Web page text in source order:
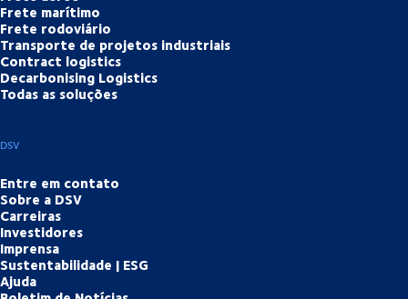
Frete marítimo
Frete rodoviário
Transporte de projetos industriais
Contract logistics
Decarbonising Logistics
Todas as soluções
DSV
Entre em contato
Sobre a DSV
Carreiras
Investidores
Imprensa
Sustentabilidade | ESG
Ajuda